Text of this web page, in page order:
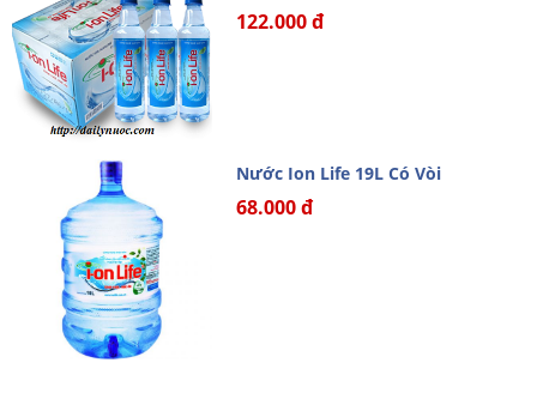
122.000 đ
Nước Ion Life 19L Có Vòi
68.000 đ